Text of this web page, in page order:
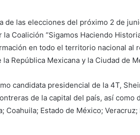
de las elecciones del próximo 2 de
Coalición “Sigamos Haciendo
en todo el territorio nacional al
República Mexicana y la Ciudad de
candidata presidencial de la 4T,
de la capital del país, así como
Coahuila; Estado de México;